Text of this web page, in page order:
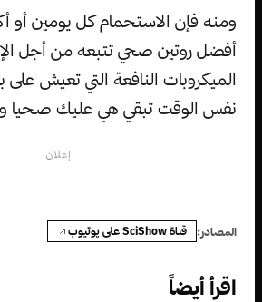
ومنه فإن الاستحمام كل يومين أو
أفضل روتين صحي تتبعه من أجل
الميكروبات النافعة التي تعيش
نفس الوقت تبقي هي عليك صحيا
إعلان
المصادر: قناة SciShow على يوتيوب
اقرأ أيضاً